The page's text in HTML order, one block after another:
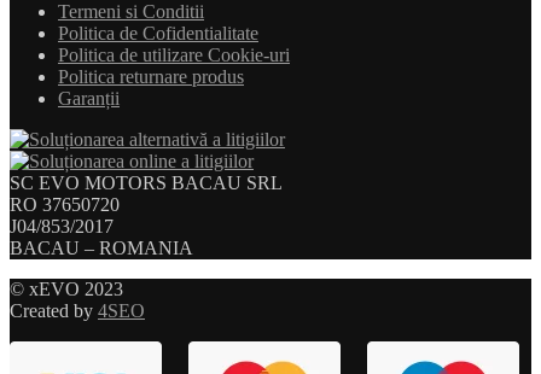
Termeni si Conditii
Politica de Cofidentialitate
Politica de utilizare Cookie-uri
Politica returnare produs
Garanții
SC EVO MOTORS BACAU SRL
RO 37650720
J04/853/2017
BACAU – ROMANIA
© xEVO 2023
Created by 4SEO